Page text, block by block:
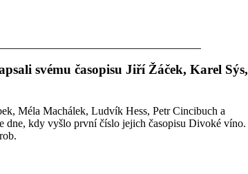
svému časopisu Jiří Žáček, Karel Sýs,
Méla Machálek, Ludvík Hess, Petr Cincibuch a
dne, kdy vyšlo první číslo jejich časopisu Divoké víno.